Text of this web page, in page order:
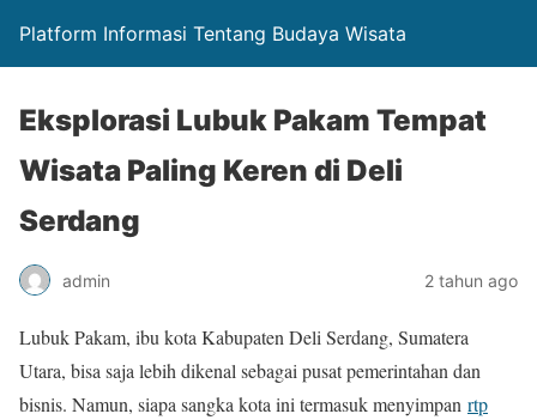
Platform Informasi Tentang Budaya Wisata
Eksplorasi Lubuk Pakam Tempat
Wisata Paling Keren di Deli
Serdang
admin 2 tahun ago
Lubuk Pakam, ibu kota Kabupaten Deli Serdang, Sumatera
Utara, bisa saja lebih dikenal sebagai pusat pemerintahan dan
bisnis. Namun, siapa sangka kota ini termasuk menyimpan rtp